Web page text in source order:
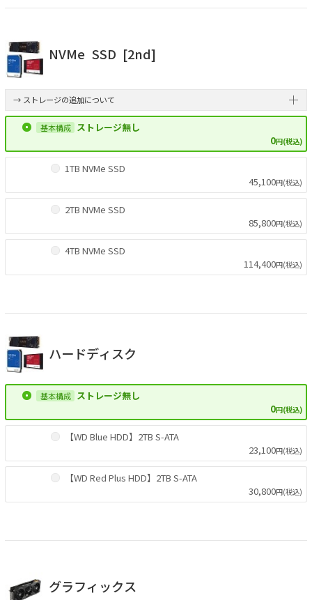
NVMe SSD [2nd]
→ ストレージの追加について
ストレージ無し
0円(税込)
1TB NVMe SSD
45,100円(税込)
2TB NVMe SSD
85,800円(税込)
4TB NVMe SSD
114,400円(税込)
ハードディスク
ストレージ無し
0円(税込)
【WD Blue HDD】2TB S-ATA
23,100円(税込)
【WD Red Plus HDD】2TB S-ATA
30,800円(税込)
グラフィックス